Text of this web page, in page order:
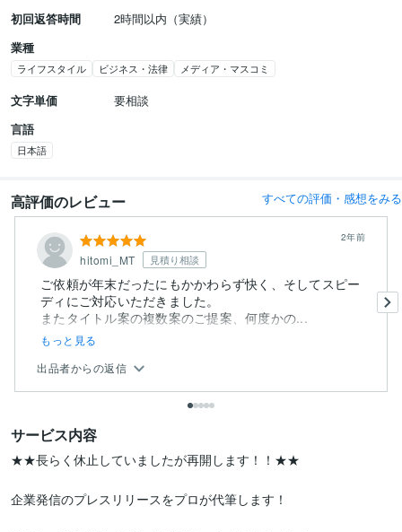
初回返答時間
2時間以内（実績）
業種
ライフスタイル ビジネス・法律 メディア・マスコミ
文字単価
要相談
言語
日本語
高評価のレビュー すべての評価・感想をみる
hitomi_MT 見積り相談
2年前
ご依頼が年末だったにもかかわらず快く、そしてスピー
ディにご対応いただきました。
またタイトル案の複数案のご提案、何度かの...
もっと見る
出品者からの返信
サービス内容
★★長らく休止していましたが再開します！！★★
企業発信のプレスリリースをプロが代筆します！